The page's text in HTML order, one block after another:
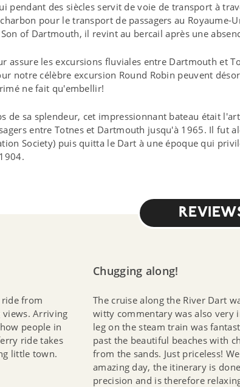
pendant des siècles servit de voie de transport à
pour le transport de passagers au Royaume-
of Dartmouth, il revint au bercail après une
assure les excursions fluviales entre Dartmouth et
notre célèbre excursion Round Robin peuvent
ne fait qu'embellir!
de sa splendeur, cet impressionnant bateau était
entre Totnes et Dartmouth jusqu'à 1965. Il fut
Society) puis quitta le Dart à une époque qui
ride from
Arriving
people in
ride takes
little town.
Chugging along!
The cruise along the River Dart
witty commentary was also very
leg on the steam train was
past the beautiful beaches with
from the sands. Just priceless!
amazing day, the itinerary is
precision and is therefore